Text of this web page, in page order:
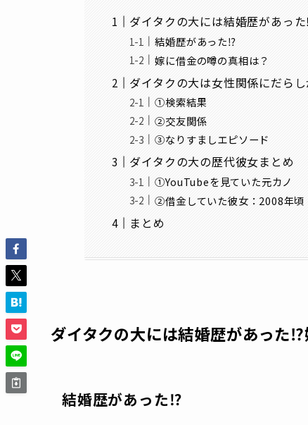
ダイタクの大には結婚歴があっ
結婚歴があった⁉
嫁に借金の噂の真相は？
ダイタクの大は女性関係にだら
①検索結果
②交友関係
③なりすましエピソード
ダイタクの大の歴代彼女まとめ
①YouTubeを見ていた元カノ
②借金していた彼女：2008年頃
まとめ
ダイタクの大には結婚歴があった
結婚歴があった⁉